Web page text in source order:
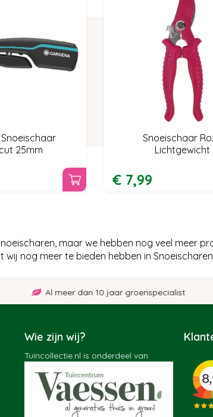
25mm
Snoeischaar
Lichtgewicht
€ 7,99
maar we hebben nog veel meer
nog meer te bieden hebben in
Al meer dan 10 jaar groenspecialist
Wie zijn wij?
Tuincollectie.nl is onderdeel van